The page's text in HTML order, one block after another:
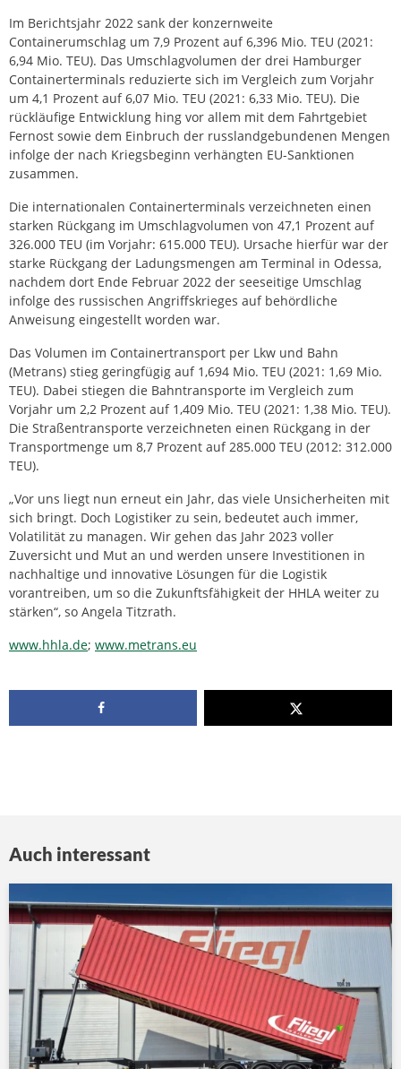
Im Berichtsjahr 2022 sank der konzernweite
Containerumschlag um 7,9 Prozent auf 6,396 Mio. TEU (2021:
6,94 Mio. TEU). Das Umschlagvolumen der drei Hamburger
Containerterminals reduzierte sich im Vergleich zum Vorjahr
um 4,1 Prozent auf 6,07 Mio. TEU (2021: 6,33 Mio. TEU). Die
rückläufige Entwicklung hing vor allem mit dem Fahrtgebiet
Fernost sowie dem Einbruch der russlandgebundenen Mengen
infolge der nach Kriegsbeginn verhängten EU-Sanktionen
zusammen.
Die internationalen Containerterminals verzeichneten einen
starken Rückgang im Umschlagvolumen von 47,1 Prozent auf
326.000 TEU (im Vorjahr: 615.000 TEU). Ursache hierfür war der
starke Rückgang der Ladungsmengen am Terminal in Odessa,
nachdem dort Ende Februar 2022 der seeseitige Umschlag
infolge des russischen Angriffskrieges auf behördliche
Anweisung eingestellt worden war.
Das Volumen im Containertransport per Lkw und Bahn
(Metrans) stieg geringfügig auf 1,694 Mio. TEU (2021: 1,69 Mio.
TEU). Dabei stiegen die Bahntransporte im Vergleich zum
Vorjahr um 2,2 Prozent auf 1,409 Mio. TEU (2021: 1,38 Mio. TEU).
Die Straßentransporte verzeichneten einen Rückgang in der
Transportmenge um 8,7 Prozent auf 285.000 TEU (2012: 312.000
TEU).
„Vor uns liegt nun erneut ein Jahr, das viele Unsicherheiten mit
sich bringt. Doch Logistiker zu sein, bedeutet auch immer,
Volatilität zu managen. Wir gehen das Jahr 2023 voller
Zuversicht und Mut an und werden unsere Investitionen in
nachhaltige und innovative Lösungen für die Logistik
vorantreiben, um so die Zukunftsfähigkeit der HHLA weiter zu
stärken“, so Angela Titzrath.
www.hhla.de; www.metrans.eu
Auch interessant